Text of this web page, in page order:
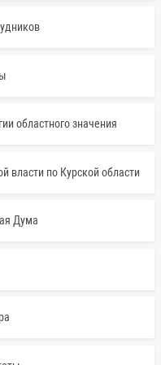
областного значения
власти по Курской области
Дума